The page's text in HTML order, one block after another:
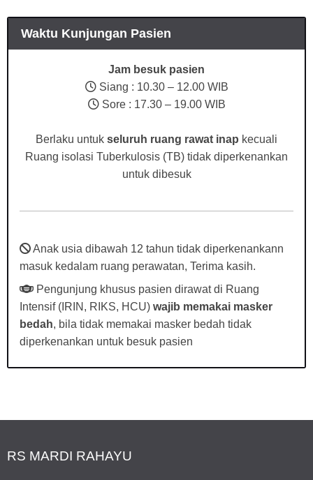
Waktu Kunjungan Pasien
Jam besuk pasien
Siang : 10.30 – 12.00 WIB
Sore : 17.30 – 19.00 WIB
Berlaku untuk seluruh ruang rawat inap kecuali
Ruang isolasi Tuberkulosis (TB) tidak diperkenankan
untuk dibesuk
Anak usia dibawah 12 tahun tidak diperkenankann
masuk kedalam ruang perawatan, Terima kasih.
Pengunjung khusus pasien dirawat di Ruang
Intensif (IRIN, RIKS, HCU) wajib memakai masker
bedah, bila tidak memakai masker bedah tidak
diperkenankan untuk besuk pasien
RS MARDI RAHAYU